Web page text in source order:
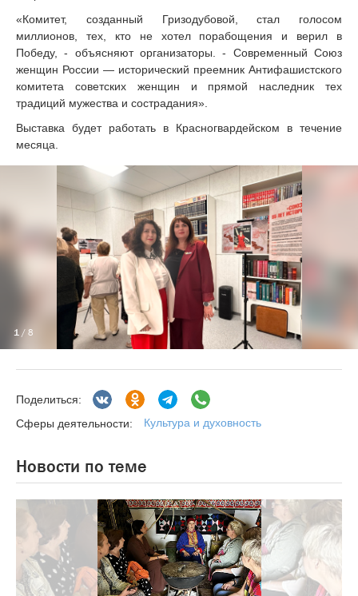
«Комитет, созданный Гризодубовой, стал голосом
миллионов, тех, кто не хотел порабощения и верил в
Победу, - объясняют организаторы. - Современный Союз
женщин России — исторический преемник Антифашистского
комитета советских женщин и прямой наследник тех
традиций мужества и сострадания».
Выставка будет работать в Красногвардейском в течение
месяца.
1 / 8
Поделиться:
Сферы деятельности:
Культура и духовность
Новости по теме